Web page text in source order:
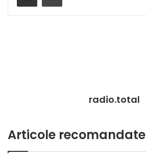
radio.total
Articole recomandate